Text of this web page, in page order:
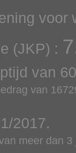
voor
(JKP) :
van 60
van
2017.
meer dan 3